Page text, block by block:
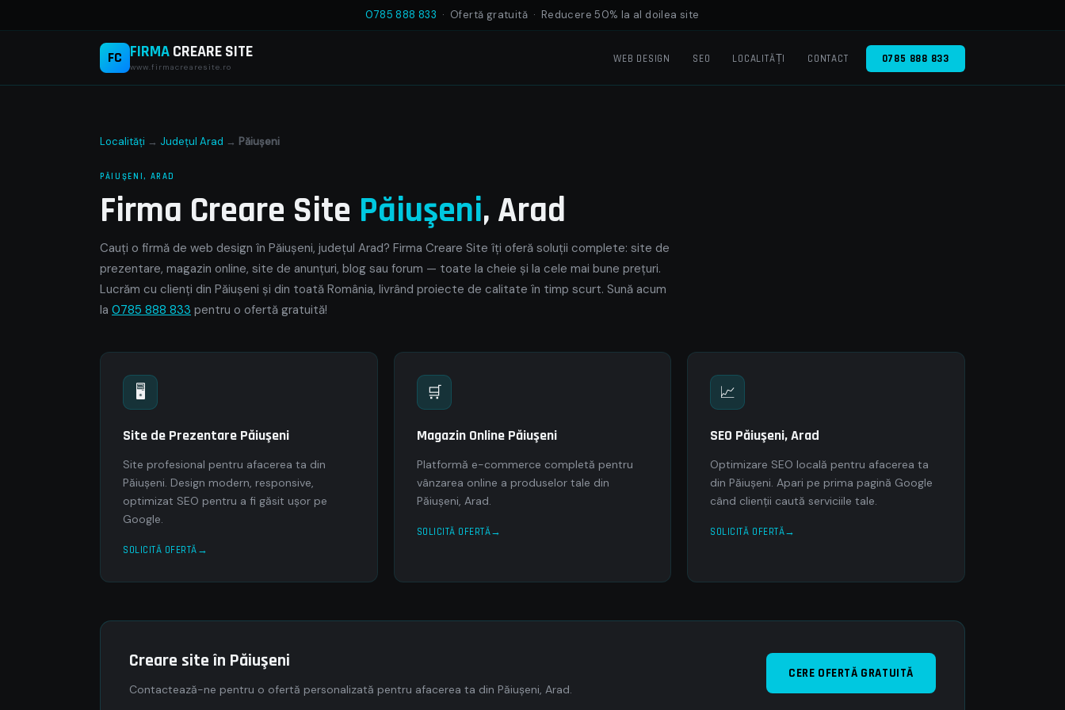
0785 888 833 · Ofertă gratuită · Reducere 50% la al doilea site
FC FIRMACREARE SITE
www.firmacrearesite.ro
WEB DESIGN SEO LOCALITĂȚI CONTACT 0785 888 833
Localități → Județul Arad → Păiuşeni
PĂIUŞENI, ARAD
Firma Creare Site Păiuşeni, Arad
Cauți o firmă de web design în Păiuşeni, județul Arad? Firma Creare Site îți oferă soluții complete: site de
prezentare, magazin online, site de anunțuri, blog sau forum — toate la cheie și la cele mai bune prețuri.
Lucrăm cu clienți din Păiuşeni și din toată România, livrând proiecte de calitate în timp scurt. Sună acum
la 0785 888 833 pentru o ofertă gratuită!
🖥
Site de Prezentare Păiuşeni
Site profesional pentru afacerea ta din
Păiuşeni. Design modern, responsive,
optimizat SEO pentru a fi găsit ușor pe
Google.
SOLICITĂ OFERTĂ
🛒
Magazin Online Păiuşeni
Platformă e-commerce completă pentru
vânzarea online a produselor tale din
Păiuşeni, Arad.
SOLICITĂ OFERTĂ
📈
SEO Păiuşeni, Arad
Optimizare SEO locală pentru afacerea ta
din Păiuşeni. Apari pe prima pagină Google
când clienții caută serviciile tale.
SOLICITĂ OFERTĂ
Creare site în Păiuşeni
Contactează-ne pentru o ofertă personalizată pentru afacerea ta din Păiuşeni, Arad.
CERE OFERTĂ GRATUITĂ